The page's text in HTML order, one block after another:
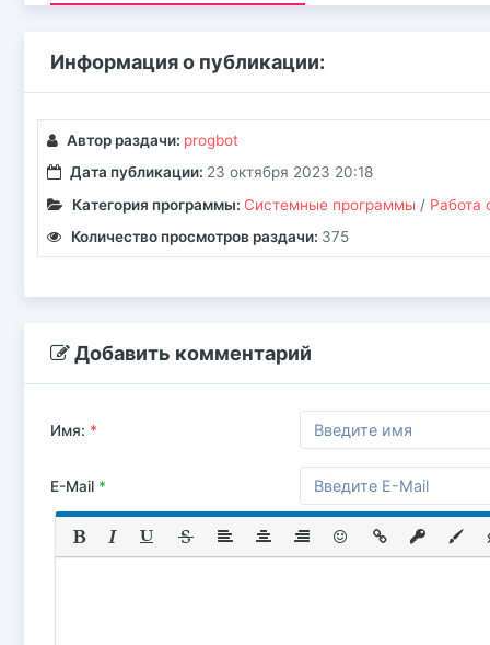
Информация о публикации:
Автор раздачи: progbot
Дата публикации: 23 октября 2023 20:18
Категория программы: Системные программы/ Работа
Количество просмотров раздачи: 375
Добавить комментарий
Имя: *
E-Mail *